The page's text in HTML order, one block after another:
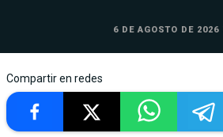
6 DE AGOSTO DE 2026
Compartir en redes